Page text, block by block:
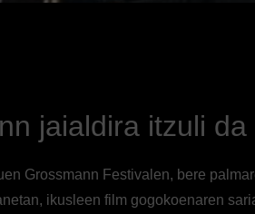
jaialdira itzuli
Grossmann Festivalen, bere
ikusleen film gogokoenaren